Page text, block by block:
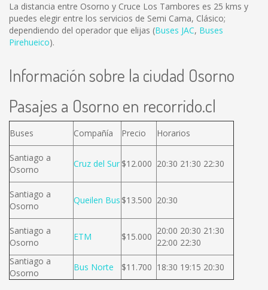
La distancia entre Osorno y Cruce Los Tambores es 25 kms y
puedes elegir entre los servicios de Semi Cama, Clásico;
dependiendo del operador que elijas (Buses JAC, Buses
Pirehueico).
Información sobre la ciudad Osorno
Pasajes a Osorno en recorrido.cl
Buses Compañía Precio Horarios
Santiago a
Osorno
Cruz del Sur $12.000 20:30 21:30 22:30
Santiago a
Osorno
Queilen Bus $13.500 20:30
Santiago a
Osorno
ETM $15.000
20:00 20:30 21:30
22:00 22:30
Santiago a
Osorno
Bus Norte $11.700 18:30 19:15 20:30